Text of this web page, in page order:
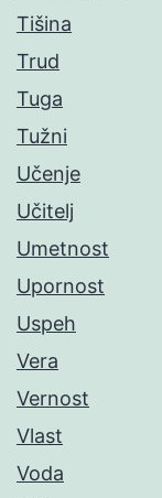
Tišina
Trud
Tuga
Tužni
Učenje
Učitelj
Umetnost
Upornost
Uspeh
Vera
Vernost
Vlast
Voda